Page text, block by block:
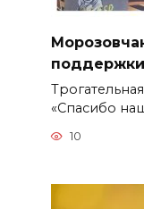
«Спасибо
10